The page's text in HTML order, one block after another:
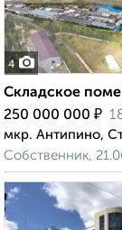
4
Складское
250 000 000 ₽
мкр. Антипино,
Собственник,